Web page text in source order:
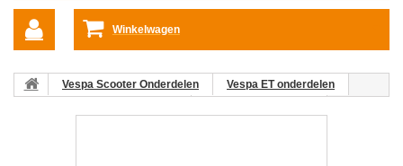
Winkelwagen
Vespa Scooter Onderdelen
Vespa ET onderdelen